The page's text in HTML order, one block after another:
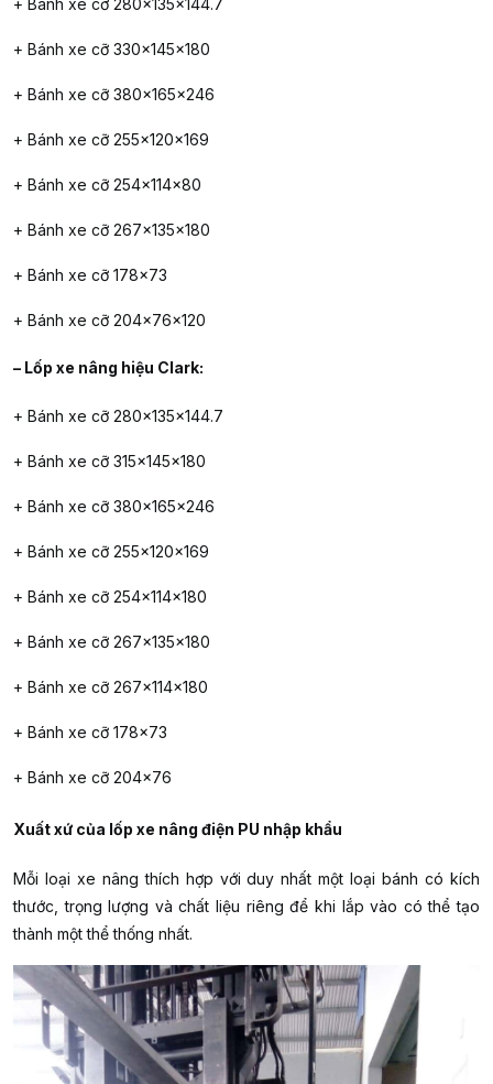
+ Bánh xe cỡ 330x145x180
+ Bánh xe cỡ 380x165x246
+ Bánh xe cỡ 255x120x169
+ Bánh xe cỡ 254x114x80
+ Bánh xe cỡ 267x135x180
+ Bánh xe cỡ 178×73
+ Bánh xe cỡ 204x76x120
– Lốp xe nâng hiệu Clark:
+ Bánh xe cỡ 280x135x144.7
+ Bánh xe cỡ 315x145x180
+ Bánh xe cỡ 380x165x246
+ Bánh xe cỡ 255x120x169
+ Bánh xe cỡ 254x114x180
+ Bánh xe cỡ 267x135x180
+ Bánh xe cỡ 267x114x180
+ Bánh xe cỡ 178×73
+ Bánh xe cỡ 204×76
Xuất xứ của lốp xe nâng điện PU nhập khẩu
Mỗi loại xe nâng thích hợp với duy nhất một loại bánh có kích
thước, trọng lượng và chất liệu riêng để khi lắp vào có thể tạo
thành một thể thống nhất.